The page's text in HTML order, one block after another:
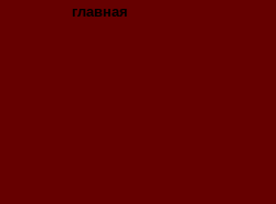
главная